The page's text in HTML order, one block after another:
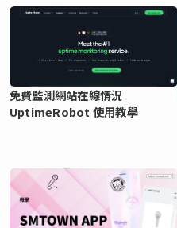
免費監測網站在線情況
UptimeRobot 使用教學